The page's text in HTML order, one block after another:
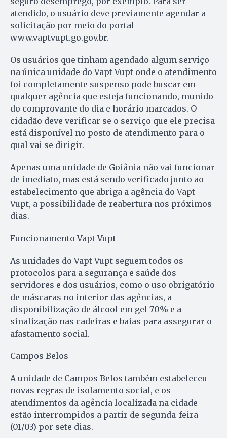
atendido, o usuário deve previamente agendar a
solicitação por meio do portal
www.vaptvupt.go.gov.br.
Os usuários que tinham agendado algum serviço
na única unidade do Vapt Vupt onde o atendimento
foi completamente suspenso pode buscar em
qualquer agência que esteja funcionando, munido
do comprovante do dia e horário marcados. O
cidadão deve verificar se o serviço que ele precisa
está disponível no posto de atendimento para o
qual vai se dirigir.
Apenas uma unidade de Goiânia não vai funcionar
de imediato, mas está sendo verificado junto ao
estabelecimento que abriga a agência do Vapt
Vupt, a possibilidade de reabertura nos próximos
dias.
Funcionamento Vapt Vupt
As unidades do Vapt Vupt seguem todos os
protocolos para a segurança e saúde dos
servidores e dos usuários, como o uso obrigatório
de máscaras no interior das agências, a
disponibilização de álcool em gel 70% e a
sinalização nas cadeiras e baias para assegurar o
afastamento social.
Campos Belos
A unidade de Campos Belos também estabeleceu
novas regras de isolamento social, e os
atendimentos da agência localizada na cidade
estão interrompidos a partir de segunda-feira
(01/03) por sete dias.